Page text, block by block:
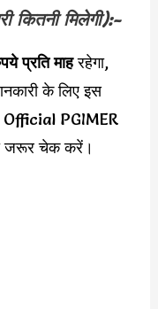
कितनी मिलेगी):-
प्रति माहरहेगा,
के लिए इस
Official PGIMER
जरूर चेक करें।